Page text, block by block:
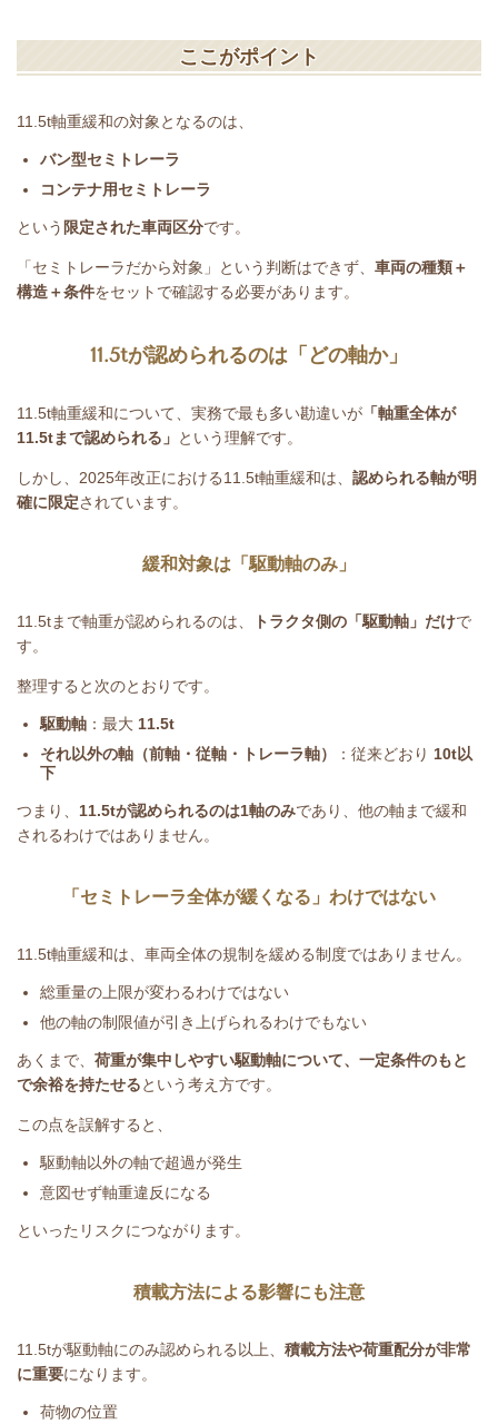
ここがポイント
11.5t軸重緩和の対象となるのは、
バン型セミトレーラ
コンテナ用セミトレーラ
という 限定された車両区分です。
「セミトレーラだから対象」という判断はできず、 車両の種類＋
構造＋条件をセットで確認する必要があります。
11.5tが認められるのは「どの軸か」
11.5t軸重緩和について、実務で最も多い勘違いが 「軸重全体が
11.5tまで認められる」 という理解です。
しかし、 2025年改正における11.5t軸重緩和は、 認められる軸が明
確に限定されています。
緩和対象は「駆動軸のみ」
11.5tまで軸重が認められるのは、 トラクタ側の「駆動軸」だけで
す。
整理すると次のとおりです。
駆動軸 ：最大 11.5t
それ以外の軸（前軸・従軸・トレーラ軸）
：従来どおり 10t以
下
つまり、 11.5tが認められるのは1軸のみであり、他の軸まで緩和
されるわけではありません。
「セミトレーラ全体が緩くなる」わけではない
11.5t軸重緩和は、車両全体の規制を緩める制度ではありません。
総重量の上限が変わるわけではない
他の軸の制限値が引き上げられるわけでもない
あくまで、 荷重が集中しやすい駆動軸について、一定条件のもと
で余裕を持たせるという考え方です。
この点を誤解すると、
駆動軸以外の軸で超過が発生
意図せず軸重違反になる
といったリスクにつながります。
積載方法による影響にも注意
11.5tが駆動軸にのみ認められる以上、 積載方法や荷重配分が非常
に重要になります。
荷物の位置